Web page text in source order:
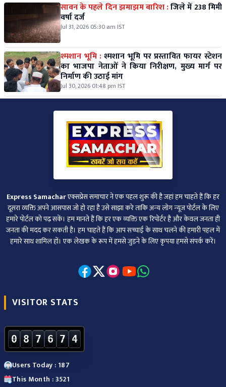
सावन के पहले दिन झमाझम बारिश :जिले में 238 मिमी
वर्षा दर्ज
Jul 31, 2026 05:30 am IST
श्मशान भूमि :श्मशान भूमि पर प्रस्तावित फायर स्टेशन
का भाजपा नेताओं ने किया निरीक्षण, मुख्य मार्ग पर
निर्माण की उठाई मांग
Jul 30, 2026 01:48 pm IST
Express Samacharएक्सप्रेस समाचार ने एक पहल शुरू की है जहां हम चाहते हैं कि हर
दूसरा व्‍यक्ति अपने आसपास जो हो रहा है उसे साझा करे ताकि अन्‍य लोग न्‍यूज पोर्टल के लिए
हमारे पोर्टल को पढ़ सकें। हम मानते हैं कि हर एक व्यक्ति एक रिपोर्टर है और केवल जनता ही
जनता की मदद कर सकती है। हम चाहते हैं कि आप सच्चाई के साथ चलने की हमारी पहल में
हमारे साथ शामिल हों। एक लेखक के रूप में हमसे जुड़ने के लिए कृपया हमसे संपर्क करें।
VISITOR STATS
0 8 7 6 7 4
Users Today : 187
This Month : 3521